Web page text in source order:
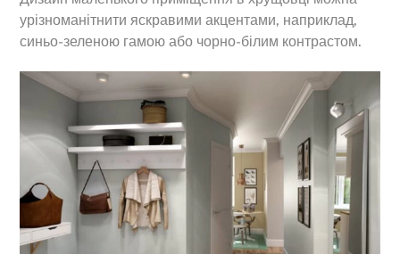
урізноманітнити яскравими акцентами, наприклад,
синьо-зеленою гамою або чорно-білим контрастом.